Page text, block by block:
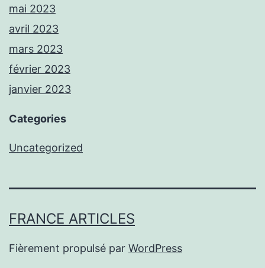
mai 2023
avril 2023
mars 2023
février 2023
janvier 2023
Categories
Uncategorized
FRANCE ARTICLES
Fièrement propulsé par WordPress